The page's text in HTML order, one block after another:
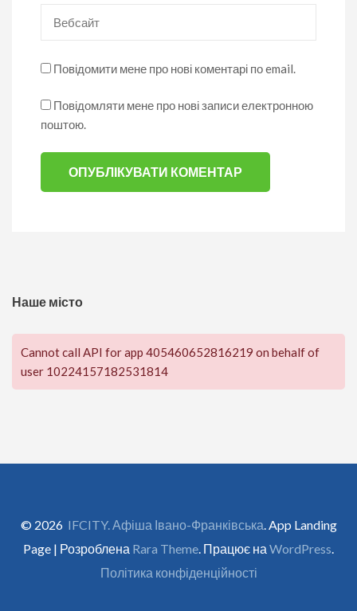
Повідомити мене про нові коментарі по email.
Повідомляти мене про нові записи електронною
поштою.
Наше місто
Cannot call API for app 405460652816219 on behalf of
user 10224157182531814
© 2026 IFCITY. Афіша Івано-Франківська . App Landing
Page | Розроблена Rara Theme . Працює на WordPress
Політика конфіденційності